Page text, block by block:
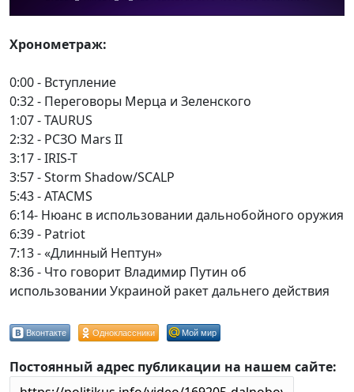
Хронометраж:
0:00 - Вступление
0:32 - Переговоры Мерца и Зеленского
1:07 - TAURUS
2:32 - РСЗО Mars II
3:17 - IRIS-T
3:57 - Storm Shadow/SCALP
5:43 - ATACMS
6:14- Нюанс в использовании дальнобойного оружия
6:39 - Patriot
7:13 - «Длинный Нептун»
8:36 - Что говорит Владимир Путин об
использовании Украиной ракет дальнего действия
Вконтакте Одноклассники Мой мир
Постоянный адрес публикации на нашем сайте: